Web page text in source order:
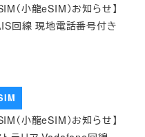
（小龍eSIM）お知らせ】
回線 現地電話番号付き
（小龍eSIM）お知らせ】